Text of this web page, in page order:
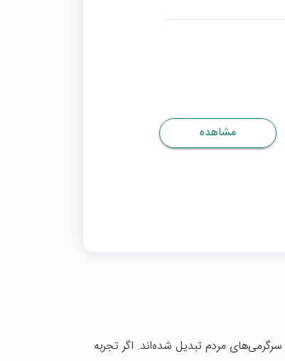
مشاهده
مردم تبدیل شده‌اند. اگر تجربه